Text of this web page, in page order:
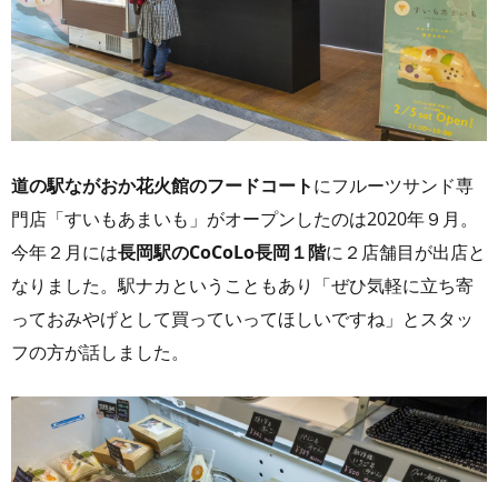
道の駅ながおか花火館のフードコートにフルーツサンド専
門店「すいもあまいも」がオープンしたのは2020年９月。
今年２月には長岡駅のCoCoLo長岡１階に２店舗目が出店と
なりました。駅ナカということもあり「ぜひ気軽に立ち寄
っておみやげとして買っていってほしいですね」とスタッ
フの方が話しました。